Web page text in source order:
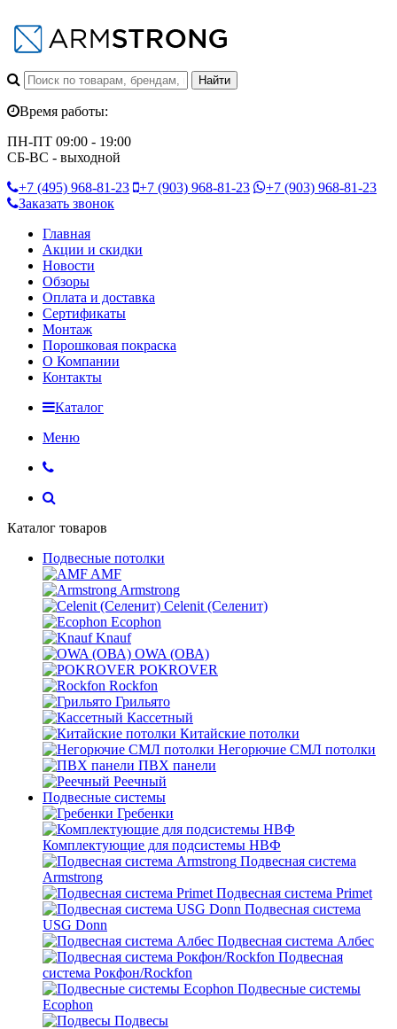
Время работы:
ПН-ПТ 09:00 - 19:00
СБ-ВС - выходной
+7 (495) 968-81-23 +7 (903) 968-81-23 +7 (903) 968-81-23
Заказать звонок
Главная
Акции и скидки
Новости
Обзоры
Оплата и доставка
Сертификаты
Монтаж
Порошковая покраска
О Компании
Контакты
Каталог
Меню
Каталог товаров
Подвесные потолки
AMF
Armstrong
Celenit (Селенит)
Ecophon
Knauf
OWA (ОВА)
POKROVER
Rockfon
Грильято
Кассетный
Китайские потолки
Негорючие СМЛ потолки
ПВХ панели
Реечный
Подвесные системы
Гребенки
Комплектующие для подсистемы НВФ
Подвесная система
Armstrong
Подвесная система Primet
Подвесная система
USG Donn
Подвесная система Албес
Подвесная
система Рокфон/Rockfon
Подвесные системы
Ecophon
Подвесы